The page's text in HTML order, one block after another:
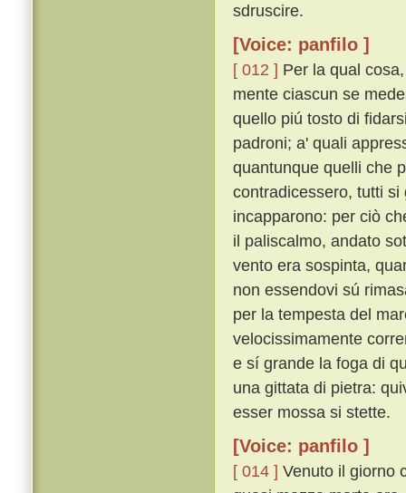
sdruscire.
[Voice: panfilo ]
[ 012 ] Per la qual
mente ciascun se
quello piú tosto di
padroni; a' quali
quantunque quelli che
contradicessero, tutti
incapparono: per ciò
il paliscalmo, andato
vento era sospinta,
non essendovi sú
per la tempesta del
velocissimamente
e sí grande la foga di
una gittata di pietra:
esser mossa si stette.
[Voice: panfilo ]
[ 014 ] Venuto il giorno